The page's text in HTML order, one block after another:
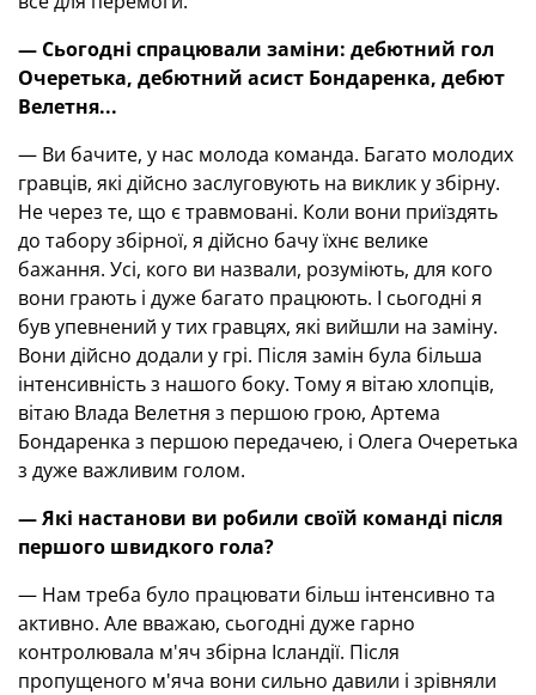
— Сьогодні спрацювали заміни: дебютний гол
Очеретька, дебютний асист Бондаренка, дебют
Велетня...
— Ви бачите, у нас молода команда. Багато молодих
гравців, які дійсно заслуговують на виклик у збірну.
Не через те, що є травмовані. Коли вони приїздять
до табору збірної, я дійсно бачу їхнє велике
бажання. Усі, кого ви назвали, розуміють, для кого
вони грають і дуже багато працюють. І сьогодні я
був упевнений у тих гравцях, які вийшли на заміну.
Вони дійсно додали у грі. Після замін була більша
інтенсивність з нашого боку. Тому я вітаю хлопців,
вітаю Влада Велетня з першою грою, Артема
Бондаренка з першою передачею, і Олега Очеретька
з дуже важливим голом.
— Які настанови ви робили своїй команді після
першого швидкого гола?
— Нам треба було працювати більш інтенсивно та
активно. Але вважаю, сьогодні дуже гарно
контролювала м'яч збірна Ісландії. Після
пропущеного м'яча вони сильно давили і зрівняли